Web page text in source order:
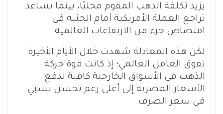
يزيد تكلفة الذهب المقوم محليًا، بينما يساعد
تراجع العملة الأمريكية أمام الجنيه في
امتصاص جزء من الارتفاعات العالمية.
لكن هذه المعادلة شهدت خلال الأيام الأخيرة
تفوق العامل العالمي؛ إذ كانت قوة حركة
الذهب في الأسواق الخارجية كافية لدفع
الأسعار المصرية إلى أعلى رغم تحسن نسبي
في سعر الصرف.